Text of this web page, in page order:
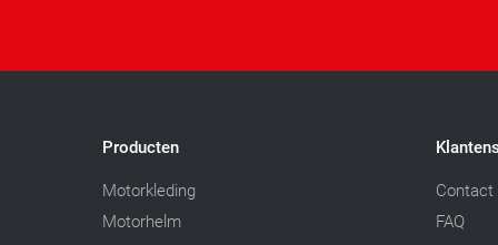
Producten
Motorkleding
Motorhelm
Contact
FAQ